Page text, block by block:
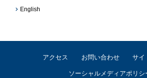
English
アクセス お問い合わせ サイ
ソーシャルメディアポリシ